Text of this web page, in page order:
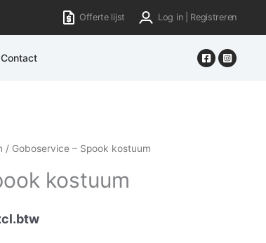
Offerte lijst Log in | Registreren
Contact
/ Goboservice – Spook kostuum
kostuum